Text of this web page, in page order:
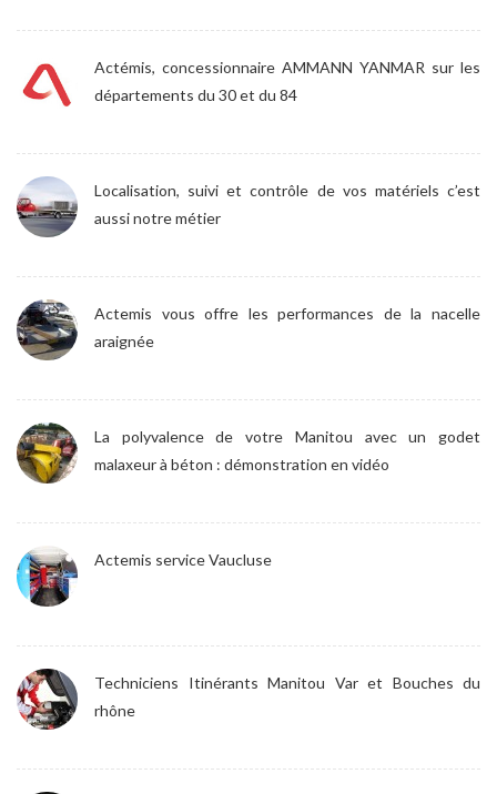
Actémis, concessionnaire AMMANN YANMAR sur les
départements du 30 et du 84
Localisation, suivi et contrôle de vos matériels c’est
aussi notre métier
Actemis vous offre les performances de la nacelle
araignée
La polyvalence de votre Manitou avec un godet
malaxeur à béton : démonstration en vidéo
Actemis service Vaucluse
Techniciens Itinérants Manitou Var et Bouches du
rhône